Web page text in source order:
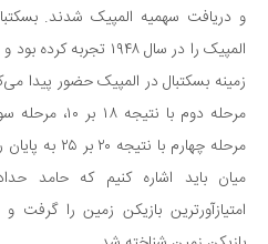
معماری
علمی
فناوری‌ها
نجوم و هوا فضا
زمین و محیط زیست
خودرو
و دریافت سهمیه المپیک شدند.
المپیک را در سال ۱۹۴۸
مرحله چهارم
امتیازآور‌ترین بازیکن زمین را گرفت